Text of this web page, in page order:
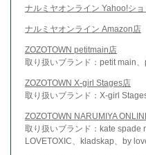
ナルミヤオンライン Yahoo!シ
ナルミヤオンライン Amazon店
ZOZOTOWN petitmain店
取り扱いブランド：petit main
ZOZOTOWN X-girl Stages店
取り扱いブランド：X-girl
ZOZOTOWN NARUMIYA
取り扱いブランド：kate spade
LOVETOXIC、kladskap、by